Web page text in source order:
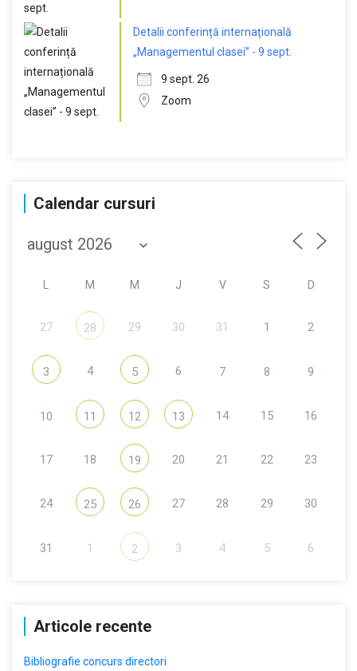
Detalii conferință internațională
„Managementul clasei” - 9 sept.
9 sept. 26
Zoom
Calendar cursuri
M M J V S D
27 28 29 30 31 1 2
3 4 5 6 7 8 9
10 11 12 13 14 15 16
17 18 19 20 21 22 23
24 25 26 27 28 29 30
31 1 2 3 4 5 6
Articole recente
Bibliografie concurs directori